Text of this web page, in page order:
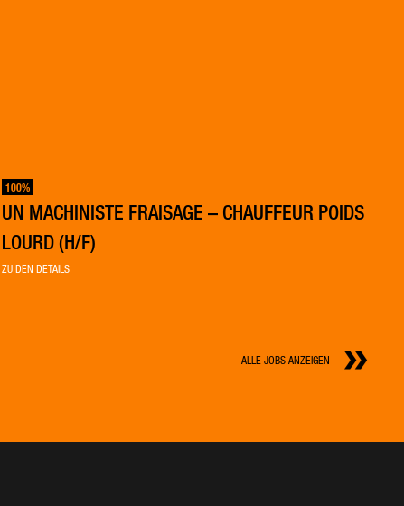
100%
UN MACHINISTE FRAISAGE – CHAUFFEUR POIDS
LOURD (H/F)
ZU DEN DETAILS
ALLE JOBS ANZEIGEN